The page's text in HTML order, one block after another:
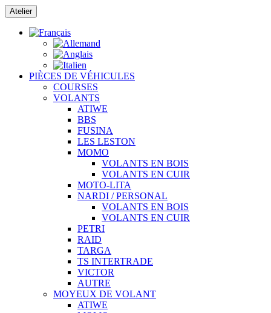
Passer
au
contenu
Atelier
PIÈCES DE VÉHICULES
COURSES
VOLANTS
ATIWE
BBS
FUSINA
LES LESTON
MOMO
VOLANTS EN BOIS
VOLANTS EN CUIR
MOTO-LITA
NARDI / PERSONAL
VOLANTS EN BOIS
VOLANTS EN CUIR
PETRI
RAID
TARGA
TS INTERTRADE
VICTOR
AUTRE
MOYEUX DE VOLANT
ATIWE